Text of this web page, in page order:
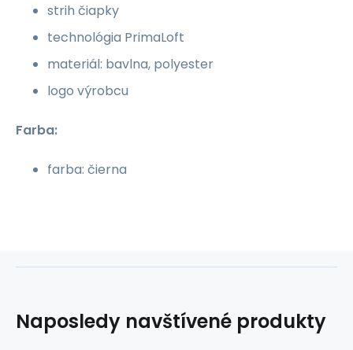
strih čiapky
technológia PrimaLoft
materiál: bavlna, polyester
logo výrobcu
Farba:
farba: čierna
Naposledy navštívené produkty